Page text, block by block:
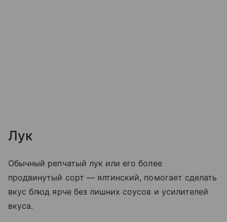
Лук
Обычный репчатый лук или его более
продвинутый сорт — ялтинский, помогает сделать
вкус блюд ярче без лишних соусов и усилителей
вкуса.